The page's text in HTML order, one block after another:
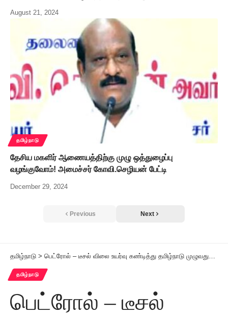
August 21, 2024
தமிழ்நாடு
தேசிய மகளிர் ஆணையத்திற்கு முழு ஒத்துழைப்பு
வழங்குவோம்! அமைச்சர் கோவி.செழியன் பேட்டி
December 29, 2024
Previous Next
தமிழ்நாடு > பெட்ரோல் – டீசல் விலை உயர்வு கண்டித்து தமிழ்நாடு முழுவதும் 20ஆம் தேதி இடதுசாரி கட்சிகள் ஆர்ப்பாட்டம்
தமிழ்நாடு
பெட்ரோல் – டீசல்